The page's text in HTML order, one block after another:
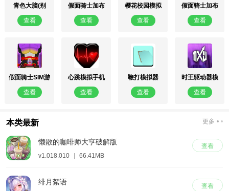
青色大脑(别
名：清洗大脑)
查看
假面骑士加布
模拟器豪华版
查看
樱花校园模拟
器2018旧版
查看
假面骑士加布
模拟器最新版
查看
假面骑士SIM游
戏
查看
心跳模拟手机
版
查看
鞭打模拟器
查看
时王驱动器模
拟器豪华版
查看
本类最新 更多
查看
懒散的咖啡师大亨破解版
v1.018.010 | 66.41MB
查看
绯月絮语